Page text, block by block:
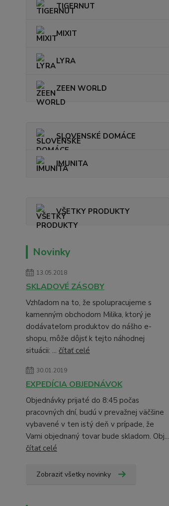
TIGERNUT
MIXIT
LYRA
ZEEN WORLD
SLOVENSKÉ DOMÁCE
IMUNITA
VŠETKY PRODUKTY
Novinky
13.05.2018
SKLADOVÉ ZÁSOBY
Vzhľadom na to, že spolupracujeme s
kamenným obchodom Milika, ktorý je
dodávateľom produktov do nášho e-
shopu, môže dôjsť k tejto náhodnej
situácii: ... čítať celé
30.01.2019
EXPEDÍCIA OBJEDNÁVOK
Objednávky prijaté do 8:45 počas
pracovných dní, budú v prevažnej väčšine
vybavené v ten istý deň v prípade, že
Vami objednaný tovar bude skladom. Obj...
čítať celé
Zobraziť všetky novinky